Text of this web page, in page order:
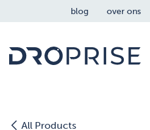
OVERSLAAN NAAR INHOUD
blog over ons
All Products